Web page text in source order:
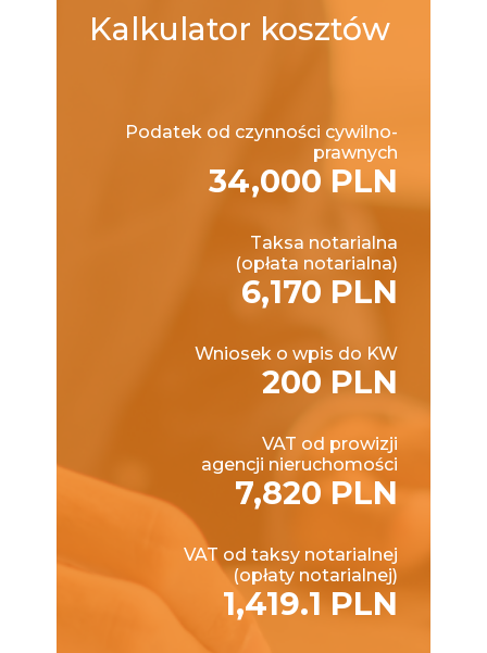
Kalkulator kosztów
Podatek od czynności cywilno-
prawnych
34,000 PLN
Taksa notarialna
(opłata notarialna)
6,170 PLN
Wniosek o wpis do KW
200 PLN
VAT od prowizji
agencji nieruchomości
7,820 PLN
VAT od taksy notarialnej
(opłaty notarialnej)
1,419.1 PLN